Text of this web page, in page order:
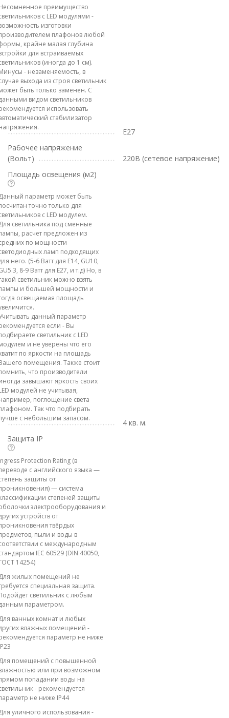
преимущество
с LED модулями -
изготовки
плафонов любой
крайне малая глубина
для встраиваемых
(иногда до 1 см).
- незаменяемость, в
выхода из строя светильник
быть только заменен. С
видом светильников
использовать
стабилизатор
E27
Рабочее напряжение
(Вольт)
220В (сетевое напряжение)
Площадь освещения (м2)
параметр может быть
точно только для
с LED модулем.
светильника под сменные
расчет предложен из
по мощности
ламп подходящих
него. (5-6 Ватт для E14, GU10,
8-9 Ватт для E27, и т.д) Но, в
светильник можно взять
и большей мощности и
освещаемая площадь
данный параметр
если - Вы
светильник с LED
и не уверены что его
по яркости на площадь
помещения. Также стоит
что производители
завышают яркость своих
модулей не учитывая,
поглощение света
Так что подбирать
с небольшим запасом.
4 кв. м.
Защита IP
Protection Rating (в
с английского языка —
защиты от
— система
степеней защиты
электрооборудования и
устройств от
твёрдых
пыли и воды в
с международным
IEC 60529 (DIN 40050,
14254)
жилых помещений не
специальная защита.
светильник с любым
параметром.
ванных комнат и любых
влажных помещений -
параметр не ниже
помещений с повышенной
или при возможном
попадании воды на
- рекомендуется
не ниже IP44
уличного использования -